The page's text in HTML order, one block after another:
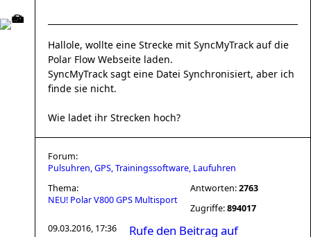
Hallole, wollte eine Strecke mit SyncMyTrack auf die
Polar Flow Webseite laden.
SyncMyTrack sagt eine Datei Synchronisiert, aber ich
finde sie nicht.
Wie ladet ihr Strecken hoch?
Forum:
Pulsuhren, GPS, Trainingssoftware, Laufuhren
Thema:
NEU! Polar V800 GPS Multisport
Antworten:2763
Zugriffe:894017
09.03.2016, 17:36
Rufe den Beitrag auf